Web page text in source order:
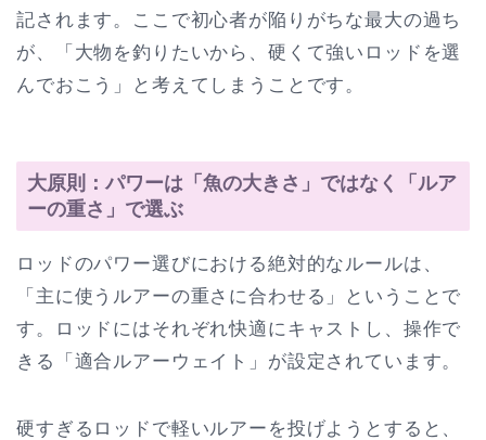
記されます。ここで初心者が陥りがちな最大の過ち
が、「大物を釣りたいから、硬くて強いロッドを選
んでおこう」と考えてしまうことです。
大原則：パワーは「魚の大きさ」ではなく「ルア
ーの重さ」で選ぶ
ロッドのパワー選びにおける絶対的なルールは、
「主に使うルアーの重さに合わせる」ということで
す。ロッドにはそれぞれ快適にキャストし、操作で
きる「適合ルアーウェイト」が設定されています。
硬すぎるロッドで軽いルアーを投げようとすると、